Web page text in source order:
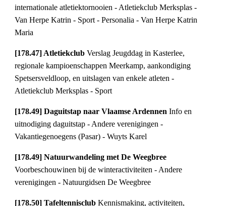
internationale atletiektornooien - Atletiekclub Merksplas -
Van Herpe Katrin - Sport - Personalia - Van Herpe Katrin
Maria
[178.47] AtletiekclubVerslag Jeugddag in Kasterlee,
regionale kampioenschappen Meerkamp, aankondiging
Spetsersveldloop, en uitslagen van enkele atleten -
Atletiekclub Merksplas - Sport
[178.49] Daguitstap naar Vlaamse ArdennenInfo en
uitnodiging daguitstap - Andere verenigingen -
Vakantiegenoegens (Pasar) - Wuyts Karel
[178.49] Natuurwandeling met De Weegbree
Voorbeschouwinen bij de winteractiviteiten - Andere
verenigingen - Natuurgidsen De Weegbree
[178.50] TafeltennisclubKennismaking, activiteiten,